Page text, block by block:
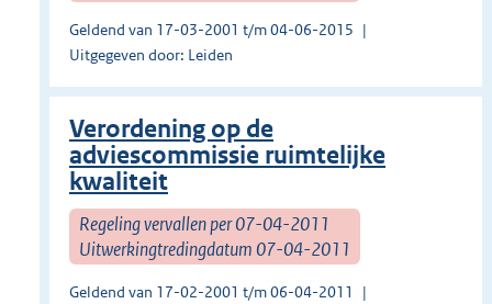
Geldend van 17-03-2001 t/m 04-06-2015
Uitgegeven door: Leiden
Verordening op de
adviescommissie ruimtelijke
kwaliteit
Regeling vervallen per 07-04-2011
Uitwerkingtredingdatum 07-04-2011
Geldend van 17-02-2001 t/m 06-04-2011